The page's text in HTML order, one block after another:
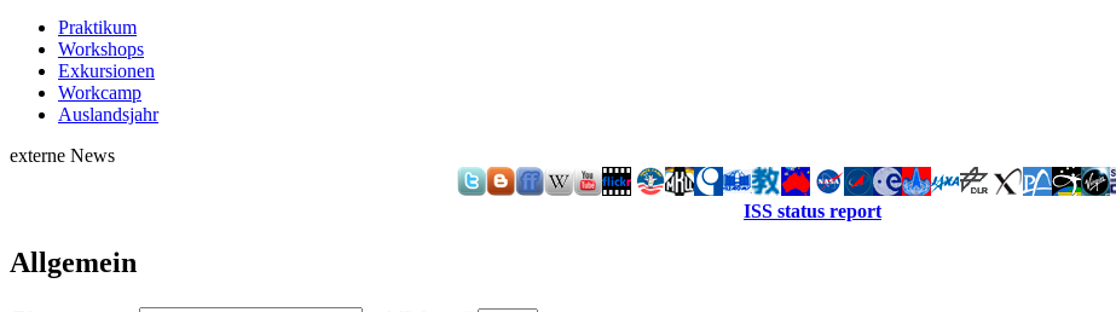
Praktikum
Workshops
Exkursionen
Workcamp
Auslandsjahr
externe News
ISS status report
Allgemein